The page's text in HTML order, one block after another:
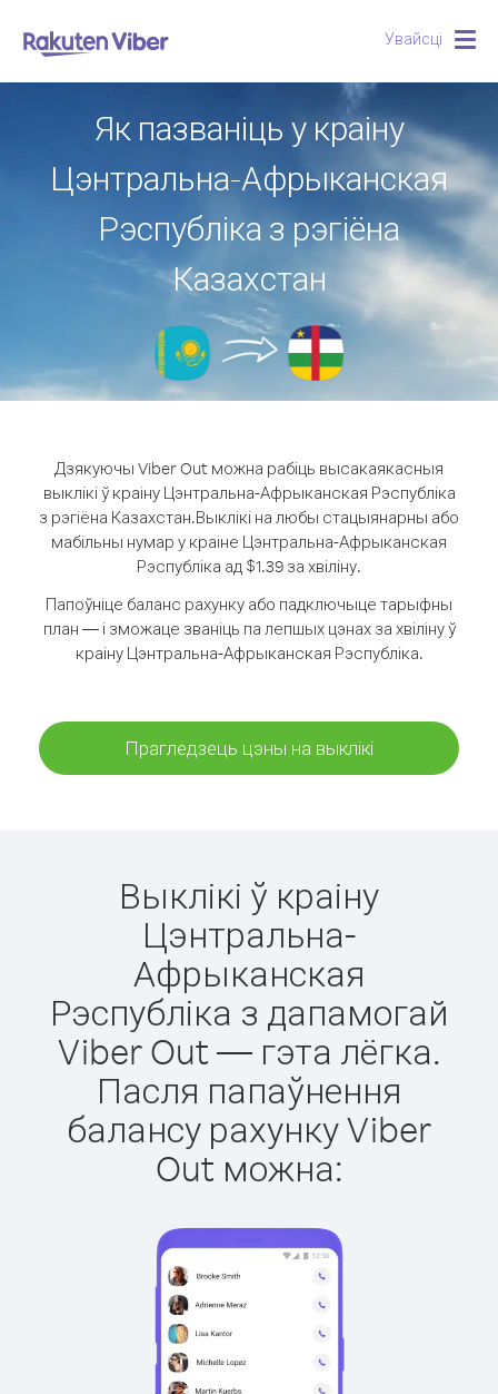
Увайсці
Як пазваніць у краіну
Цэнтральна-Афрыканская
Рэспубліка з рэгіёна
Казахстан
Дзякуючы Viber Out можна рабіць высакаякасныя
выклікі ў краіну Цэнтральна-Афрыканская Рэспубліка
з рэгіёна Казахстан.Выклікі на любы стацыянарны або
мабільны нумар у краіне Цэнтральна-Афрыканская
Рэспубліка ад $1.39 за хвіліну.
Папоўніце баланс рахунку або падключыце тарыфны
план — і зможаце званіць па лепшых цэнах за хвіліну ў
краіну Цэнтральна-Афрыканская Рэспубліка.
Прагледзець цэны на выклікі
Выклікі ў краіну
Цэнтральна-
Афрыканская
Рэспубліка з дапамогай
Viber Out — гэта лёгка.
Пасля папаўнення
балансу рахунку Viber
Out можна: